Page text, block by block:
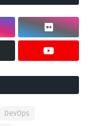
DevOps